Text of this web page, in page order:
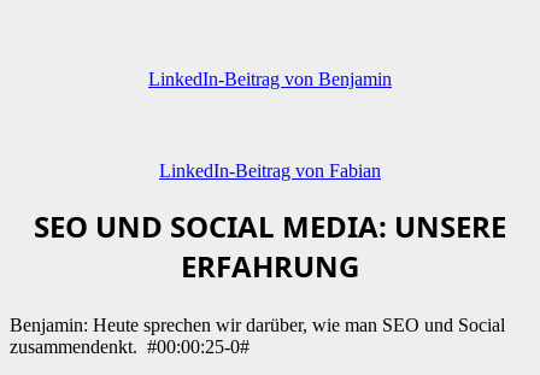
LinkedIn-Beitrag von Benjamin
LinkedIn-Beitrag von Fabian
SEO UND SOCIAL MEDIA: UNSERE
ERFAHRUNG
Benjamin: Heute sprechen wir darüber, wie man SEO und Social
zusammendenkt. #00:00:25-0#